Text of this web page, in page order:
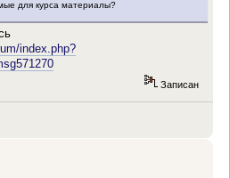
для курса материалы?
index.php?
Записан